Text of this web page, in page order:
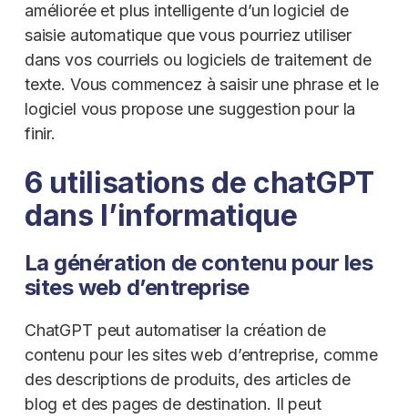
améliorée et plus intelligente d’un logiciel de
saisie automatique que vous pourriez utiliser
dans vos courriels ou logiciels de traitement de
texte. Vous commencez à saisir une phrase et le
logiciel vous propose une suggestion pour la
finir.
6 utilisations de chatGPT
dans l’informatique
La génération de contenu pour les
sites web d’entreprise
ChatGPT peut automatiser la création de
contenu pour les sites web d’entreprise, comme
des descriptions de produits, des articles de
blog et des pages de destination. Il peut